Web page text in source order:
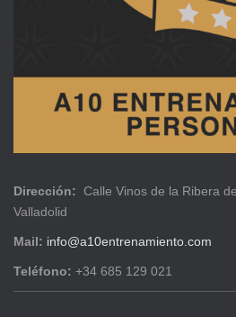
Dirección: Calle Vinos de la Ribera
Valladolid
Mail: info@a10entrenamiento.com
Teléfono: +34 685 129 021